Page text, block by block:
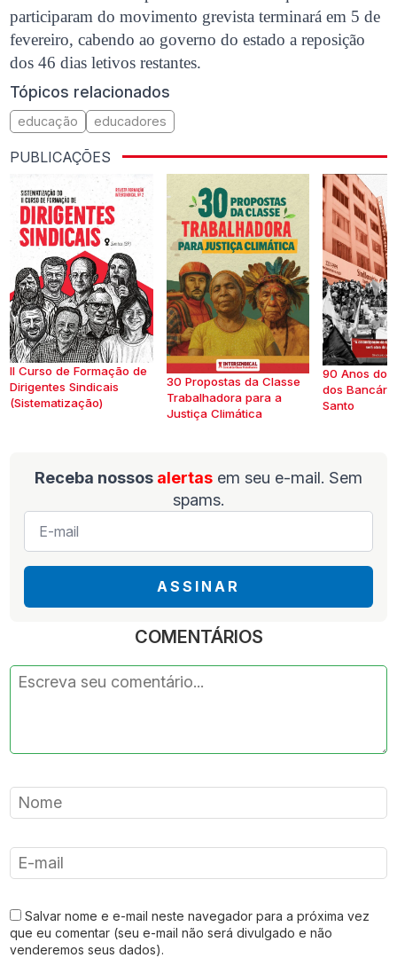
participaram do movimento grevista terminará em 5 de
fevereiro, cabendo ao governo do estado a reposição
dos 46 dias letivos restantes.
Tópicos relacionados
educação educadores
PUBLICAÇÕES
II Curso de Formação de
Dirigentes Sindicais
(Sistematização)
30 Propostas da Classe
Trabalhadora para a
Justiça Climática
90 Anos do
dos
Santo
Receba nossos alertas em seu e-mail. Sem
spams.
E-
mail
ASSINAR
COMENTÁRIOS
Salvar nome e e-mail neste navegador para a próxima vez
que eu comentar (seu e-mail não será divulgado e não
venderemos seus dados).